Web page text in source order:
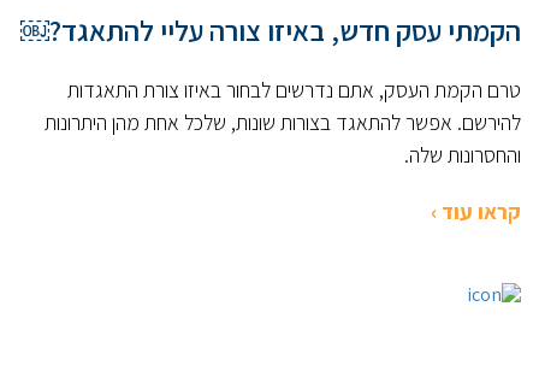
הקמתי עסק חדש, באיזו צורה עליי להתאגד?￼
טרם הקמת העסק, אתם נדרשים לבחור באיזו צורת התאגדות
להירשם. אפשר להתאגד בצורות שונות, שלכל אחת מהן היתרונות
והחסרונות שלה.
קראו עוד ›